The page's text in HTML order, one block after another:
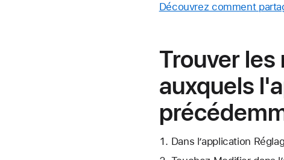
Découvrez comment
Trouver
auxquels
Dans l’application